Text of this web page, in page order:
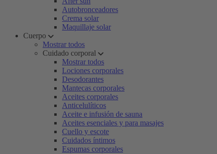
Autobronceadores
Crema solar
Maquillaje solar
Cuerpo
Mostrar todos
Cuidado corporal
Mostrar todos
Lociones corporales
Desodorantes
Mantecas corporales
Aceites corporales
Anticelulíticos
Aceite e infusión de sauna
Aceites esenciales y para masajes
Cuello y escote
Cuidados íntimos
Espumas corporales